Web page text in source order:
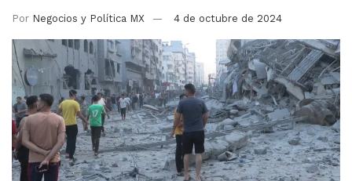
Por Negocios y Política MX 4 de octubre de 2024